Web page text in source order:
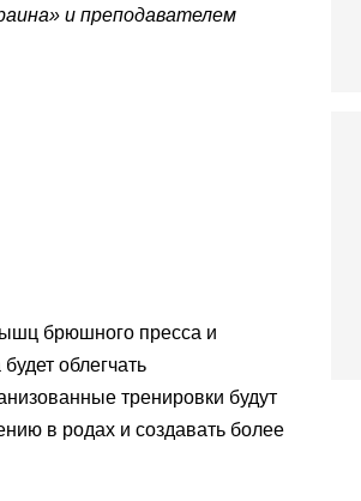
и преподавателем
брюшного пресса и
облегчать
тренировки будут
в родах и создавать более